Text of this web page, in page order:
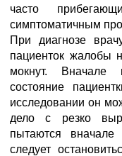
часто
симптоматичным
При диагнозе
пациенток жалобы
мокнут. Вначале
состояние
исследовании он
дело с резко
пытаются
следует